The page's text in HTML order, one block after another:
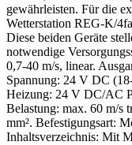
gewährleisten. Für die
Wetterstation REG-K/
Diese beiden Geräte
notwendige
0,7-40 m/s, linear.
Spannung: 24 V DC
Heizung: 24 V DC/AC
Belastung: max. 60 m/s
mm². Befestigungsart:
Inhaltsverzeichnis: Mit